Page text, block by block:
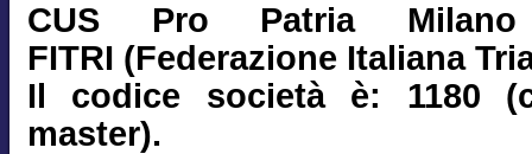
CUS Pro Patria
FITRI (Federazione Italiana
Il codice società è: 1180
master).